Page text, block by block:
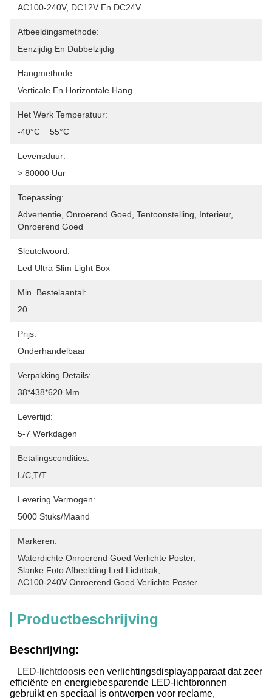
AC100-240V, DC12V En DC24V
Afbeeldingsmethode:
Eenzijdig En Dubbelzijdig
Hangmethode:
Verticale En Horizontale Hang
Het Werk Temperatuur:
-40°C    55°C
Levensduur:
> 80000 Uur
Toepassing:
Advertentie, Onroerend Goed, Tentoonstelling, Interieur,
Onroerend Goed
Sleutelwoord:
Led Ultra Slim Light Box
Min. Bestelaantal:
20
Prijs:
Onderhandelbaar
Verpakking Details:
38*438*620 Mm
Levertijd:
5-7 Werkdagen
Betalingscondities:
L/C,T/T
Levering Vermogen:
5000 Stuks/maand
Markeren:
Waterdichte Onroerend Goed Verlichte Poster
Slanke Foto Afbeelding Led Lichtbak
AC100-240V Onroerend Goed Verlichte Poster
Productbeschrijving
Beschrijving:
LED-lichtdoosis een verlichtingsdisplayapparaat dat zeer
efficiënte en energiebesparende LED-lichtbronnen
gebruikt en speciaal is ontworpen voor reclame,